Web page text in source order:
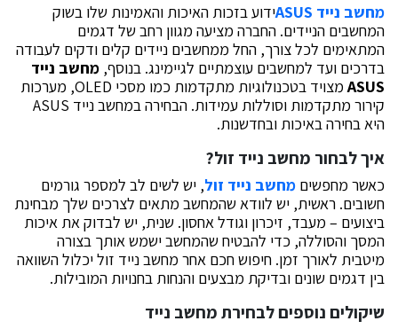
מחשב נייד ASUS
ידוע בזכות האיכות והאמינות שלו בשוק
המחשבים הניידים. החברה מציעה מגוון רחב של דגמים
המתאימים לכל צורך, החל ממחשבים ניידים קלים ודקים לעבודה
בדרכים ועד למחשבים עוצמתיים לגיימינג. בנוסף,מחשב נייד
ASUS
מצויד בטכנולוגיות מתקדמות כמו מסכי OLED, מערכות
קירור מתקדמות וסוללות עמידות. הבחירה במחשב נייד ASUS
היא בחירה באיכות ובחדשנות.
איך לבחור מחשב נייד זול?
כאשר מחפשים מחשב נייד זול, יש לשים לב למספר גורמים
חשובים. ראשית, יש לוודא שהמחשב מתאים לצרכים שלך מבחינת
ביצועים – מעבד, זיכרון וגודל אחסון. שנית, יש לבדוק את איכות
המסך והסוללה, כדי להבטיח שהמחשב ישמש אותך בצורה
מיטבית לאורך זמן. חיפוש חכם אחר מחשב נייד זול יכלול השוואה
בין דגמים שונים ובדיקת מבצעים והנחות בחנויות המובילות.
שיקולים נוספים לבחירת מחשב נייד